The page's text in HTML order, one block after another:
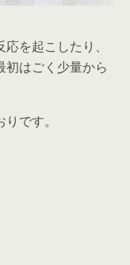
を起こしたり、
初はごく少量から
です。